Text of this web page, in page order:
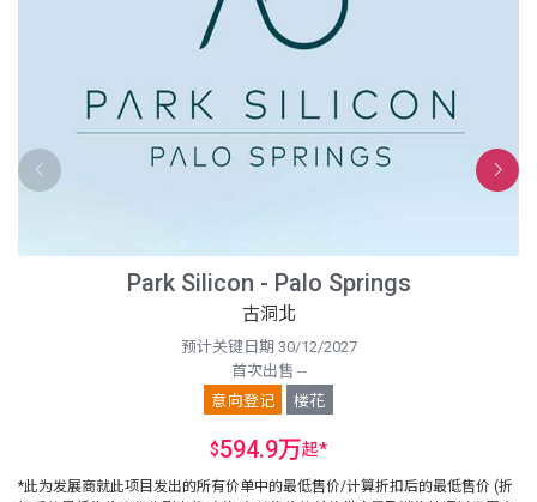
Park Silicon - Palo Springs
古洞北
预计关键日期 30/12/2027
首次出售 --
意向登记
楼花
$594.9万起*
*此为发展商就此项目发出的所有价单中的最低售价/计算折扣后的最低售价 (折